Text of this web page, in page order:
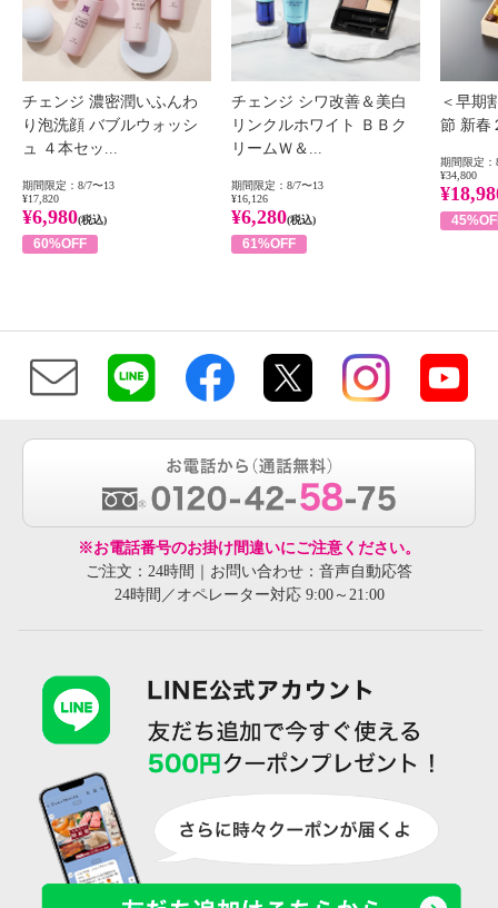
チェンジ 濃密潤いふんわ
り泡洗顔 バブルウォッシ
ュ ４本セッ...
期間限定：8/7〜13
¥17,820
¥6,980(税込)
60%OFF
チェンジ シワ改善＆美白
リンクルホワイト ＢＢク
リームＷ＆...
期間限定：8/7〜13
¥16,126
¥6,280(税込)
61%OFF
＜早期
節 新春
期間限定：
¥34,800
※お電話番号のお掛け間違いにご注意ください。
ご注文：24時間｜お問い合わせ：音声自動応答
24時間／オペレーター対応 9:00～21:00